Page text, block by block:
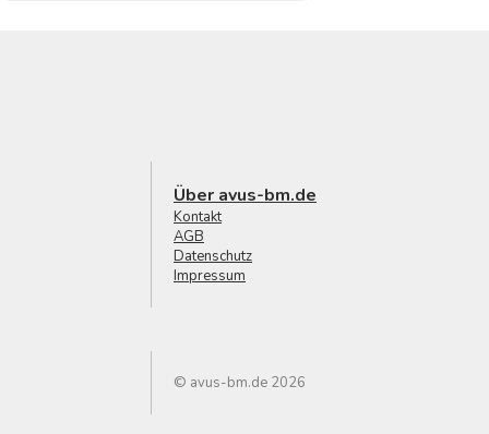
Über avus-bm.de
Kontakt
AGB
Datenschutz
Impressum
© avus-bm.de 2026